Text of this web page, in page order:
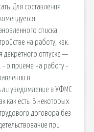
Для составления
списка
на работу, как.
декретного отпуска —
- о приеме на работу -
в
ли уведомление в УФМС
как есть. В некоторых
договора без
при